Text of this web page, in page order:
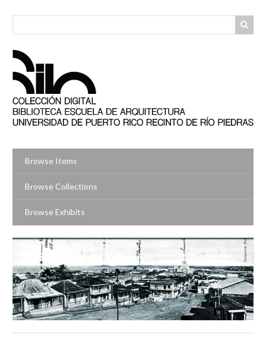
Browse Items
Browse Collections
Browse Exhibits